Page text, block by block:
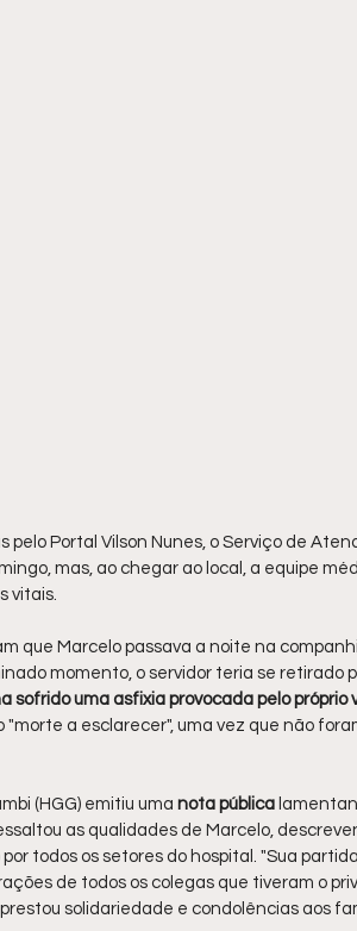
pelo Portal Vilson Nunes, o Serviço de
mas, ao chegar ao local, a equipe
vitais.
que Marcelo passava a noite na
momento, o servidor teria se retirado
sofrido uma asfixia provocada pelo próprio
a esclarecer", uma vez que não
(HGG) emitiu uma nota pública
as qualidades de Marcelo,
todos os setores do hospital. "Sua
de todos os colegas que tiveram o
solidariedade e condolências aos